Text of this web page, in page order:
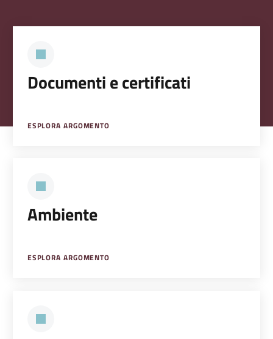
Documenti e certificati
ESPLORA ARGOMENTO
Ambiente
ESPLORA ARGOMENTO